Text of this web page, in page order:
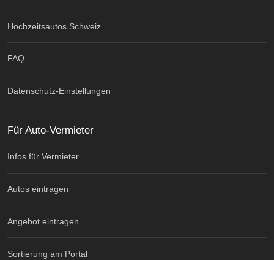
Hochzeitsautos Schweiz
FAQ
Datenschutz-Einstellungen
Für Auto-Vermieter
Infos für Vermieter
Autos eintragen
Angebot eintragen
Sortierung am Portal